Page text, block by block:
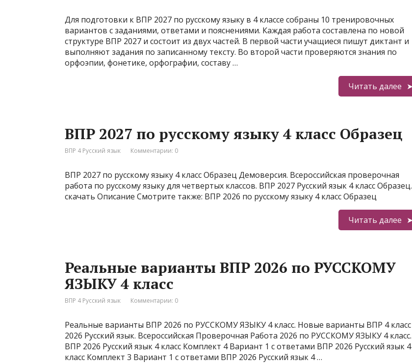
Для подготовки к ВПР 2027 по русскому языку в 4 классе собраны 10 тренировочных
вариантов с заданиями, ответами и пояснениями. Каждая работа составлена по новой
структуре ВПР 2027 и состоит из двух частей. В первой части учащиеся пишут диктант и
выполняют задания по записанному тексту. Во второй части проверяются знания по
орфоэпии, фонетике, орфографии, составу …
Читать далее
ВПР 2027 по русскому языку 4 класс Образец
ВПР 4 Русский язык Комментарии: 0
ВПР 2027 по русскому языку 4 класс Образец Демоверсия. Всероссийская проверочная
работа по русскому языку для четвертых классов. ВПР 2027 Русский язык 4 класс Образец.
скачать Описание Смотрите также: ВПР 2026 по русскому языку 4 класс Образец
Читать далее
Реальные варианты ВПР 2026 по РУССКОМУ
ЯЗЫКУ 4 класс
ВПР 4 Русский язык Комментарии: 0
Реальные варианты ВПР 2026 по РУССКОМУ ЯЗЫКУ 4 класс. Новые варианты ВПР 4 класс
2026 Русский язык. Всероссийская Проверочная Работа 2026 по РУССКОМУ ЯЗЫКУ 4 класс.
ВПР 2026 Русский язык 4 класс Комплект 4 Вариант 1 с ответами ВПР 2026 Русский язык 4
класс Комплект 3 Вариант 1 с ответами ВПР 2026 Русский язык 4 …